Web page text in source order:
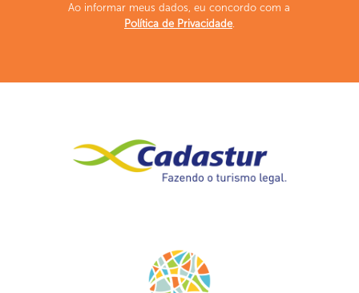
Ao informar meus dados, eu concordo com a
Política de Privacidade.